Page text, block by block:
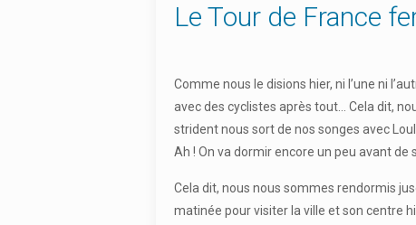
Le Tour de France
Comme nous le disions hier, ni l’une ni
avec des cyclistes après tout… Cela dit,
strident nous sort de nos songes avec
Ah ! On va dormir encore un peu avant
Cela dit, nous nous sommes rendormis
matinée pour visiter la ville et son centre